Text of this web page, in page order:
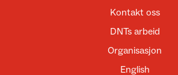
Kontakt oss
DNTs arbeid
Organisasjon
English